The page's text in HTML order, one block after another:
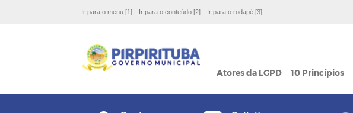
Ir para o menu [1] Ir para o conteúdo [2] Ir para o rodapé [3]
Atores da LGPD 10 Princípios